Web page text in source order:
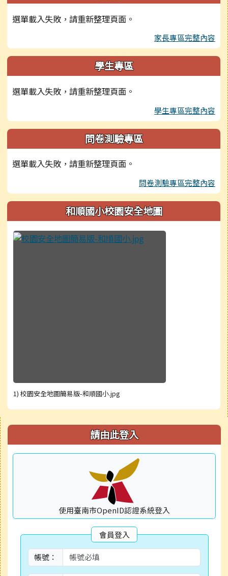
選單載入失敗，請重新整理頁面。
家長專區完整內容
學生專區
選單載入失敗，請重新整理頁面。
學生專區完整內容
問卷測驗專區
選單載入失敗，請重新整理頁面。
問卷測驗專區完整內容
和順國小校園安全地圖
1) 校園安全地圖簡易版-和順國小.jpg
右邊區域內容 請由此登入
使用臺南市OpenID認證系統登入
會員登入
帳號：